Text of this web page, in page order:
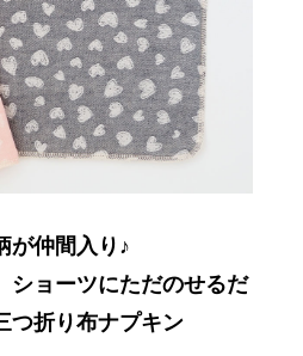
が仲間入り♪
ショーツにただのせるだ
つ折り布ナプキン